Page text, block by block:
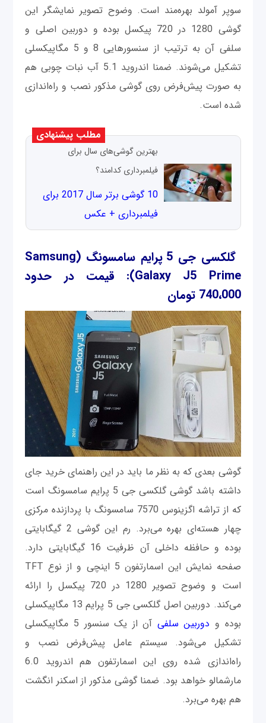
سوپر آمولد بهره‌مند است. وضوح تصویر نمایشگر این
گوشی 1280 در 720 پیکسل بوده و دوربین اصلی و
سلفی آن به ترتیب از سنسورهایی 8 و 5 مگاپیکسلی
تشکیل می‌شوند. ضمنا اندروید 5.1 آب نبات چوبی هم
به صورت پیش‌فرض روی گوشی مذکور نصب و راه‌اندازی
شده است.
مطلب پیشنهادی
بهترین گوشی‌های سال برای
فیلمبرداری کدامند؟
10 گوشی برتر سال 2017 برای
فیلمبرداری + عکس
گلکسی جی 5 پرایم سامسونگ (Samsung
Galaxy J5 Prime): قیمت در حدود
740،000 تومان
گوشی بعدی که به نظر ما باید در این راهنمای خرید جای
داشته باشد گوشی گلکسی جی 5 پرایم سامسونگ است
که از تراشه اگزینوس 7570 سامسونگ با پردازنده مرکزی
چهار هسته‌ای بهره می‌برد. رم این گوشی 2 گیگابایتی
بوده و حافظه داخلی آن ظرفیت 16 گیگابایتی دارد.
صفحه نمایش این اسمارتفون 5 اینچی و از نوع TFT
است و وضوح تصویر 1280 در 720 پیکسل را ارائه
می‌کند. دوربین اصل گلکسی جی 5 پرایم 13 مگاپیکسلی
بوده و دوربین سلفی
آن از یک سنسور 5 مگاپیکسلی
تشکیل می‌شود. سیستم عامل پیش‌فرض نصب و
راه‌اندازی شده روی این اسمارتفون هم اندروید 6.0
مارشمالو خواهد بود. ضمنا گوشی مذکور از اسکنر انگشت
هم بهره می‌برد.